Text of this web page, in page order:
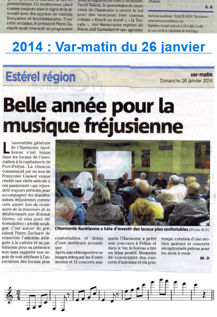
2014 : Var-matin du 26 janvier